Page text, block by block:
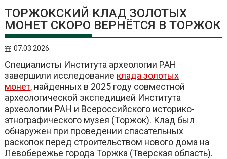
ТОРЖОКСКИЙ КЛАД ЗОЛОТЫХ
МОНЕТ СКОРО ВЕРНЁТСЯ В ТОРЖОК
07.03.2026
Специалисты Института археологии РАН
завершили исследование клада золотых
монет, найденных в 2025 году совместной
археологической экспедицией Института
археологии РАН и Всероссийского историко-
этнографического музея (Торжок). Клад был
обнаружен при проведении спасательных
раскопок перед строительством нового дома на
Левобережье города Торжка (Тверская область).